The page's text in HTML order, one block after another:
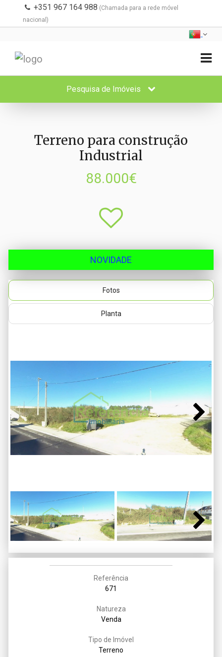
+351 967 164 988 (Chamada para a rede móvel
nacional)
Pesquisa de Imóveis
Terreno para construção
Industrial
88.000€
NOVIDADE
Fotos
Planta
Next
Next
Referência
671
Natureza
Venda
Tipo de Imóvel
Terreno